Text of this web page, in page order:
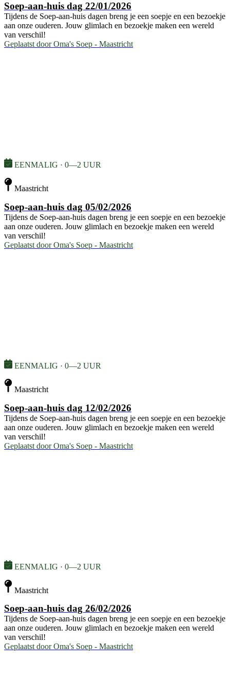
Soep-aan-huis dag 22/01/2026
Tijdens de Soep-aan-huis dagen breng je een soepje en een bezoekje
aan onze ouderen. Jouw glimlach en bezoekje maken een wereld
van verschil!
Geplaatst door Oma's Soep - Maastricht
EENMALIG · 0—2 UUR
Maastricht
Soep-aan-huis dag 05/02/2026
Tijdens de Soep-aan-huis dagen breng je een soepje en een bezoekje
aan onze ouderen. Jouw glimlach en bezoekje maken een wereld
van verschil!
Geplaatst door Oma's Soep - Maastricht
EENMALIG · 0—2 UUR
Maastricht
Soep-aan-huis dag 12/02/2026
Tijdens de Soep-aan-huis dagen breng je een soepje en een bezoekje
aan onze ouderen. Jouw glimlach en bezoekje maken een wereld
van verschil!
Geplaatst door Oma's Soep - Maastricht
EENMALIG · 0—2 UUR
Maastricht
Soep-aan-huis dag 26/02/2026
Tijdens de Soep-aan-huis dagen breng je een soepje en een bezoekje
aan onze ouderen. Jouw glimlach en bezoekje maken een wereld
van verschil!
Geplaatst door Oma's Soep - Maastricht